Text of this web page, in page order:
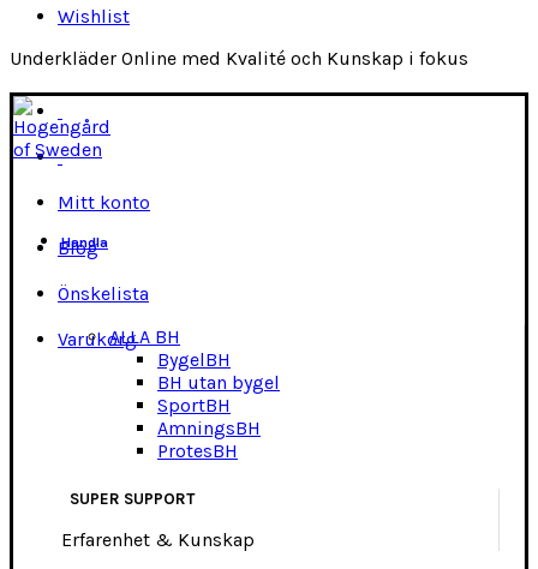
Wishlist
Underkläder Online med Kvalité och Kunskap i fokus
Mitt konto
Blog
Önskelista
Varukorg
Handla
ALLA BH
BygelBH
BH utan bygel
SportBH
AmningsBH
ProtesBH
SUPER SUPPORT
Erfarenhet & Kunskap